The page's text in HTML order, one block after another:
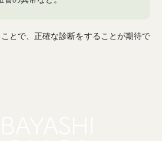
とで、正確な診断をすることが期待で